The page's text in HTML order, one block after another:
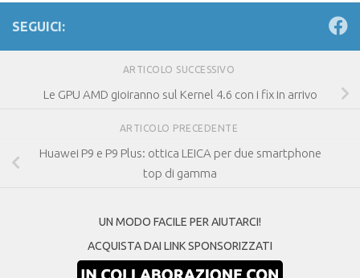
SEGUICI:
ARTICOLO SUCCESSIVO
Le GPU AMD gioiranno sul Kernel 4.6 con i fix in arrivo
ARTICOLO PRECEDENTE
Huawei P9 e P9 Plus: ottica LEICA per due smartphone
top di gamma
UN MODO FACILE PER AIUTARCI!
ACQUISTA DAI LINK SPONSORIZZATI